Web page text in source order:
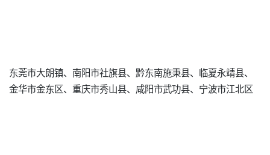
东莞市大朗镇、南阳市社旗县、黔东南施秉县、临夏永靖县、
金华市金东区、重庆市秀山县、咸阳市武功县、宁波市江北区